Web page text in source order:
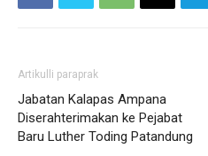
Artikulli paraprak
Jabatan Kalapas Ampana
Diserahterimakan ke Pejabat
Baru Luther Toding Patandung